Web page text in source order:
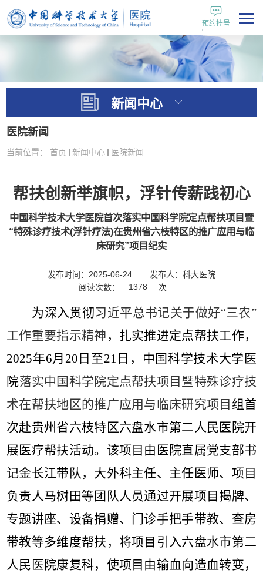
预约挂号
新闻中心
医院新闻
当前位置： 首页 新闻中心 医院新闻
帮扶创新举旗帜，浮针传薪践初心
中国科学技术大学医院首次落实中国科学院定点帮扶项目暨
“特殊诊疗技术(浮针疗法)在贵州省六枝特区的推广应用与临
床研究”项目纪实
发布时间：2025-06-24
发布人：科大医院
阅读次数：
1378 次
为深入贯彻习近平总书记关于做好“三农”
工作重要指示精神 ，扎实推进定点帮扶工作，
2025年6月 20 日至21 日，中国科学技术大学医
院落实中国科学院定点帮扶项目暨特殊诊疗技
术在帮扶地区的推广应用与临床研究项目 组首
次赴贵州省六枝特区六盘水市第二人民医院开
展医疗帮扶活动。该项目由医院直属党支部书
记金长江带队，大外科主任、主任医师、项目
负责人马树田等团队人员通过开展项目揭牌、
专题讲座、设备捐赠、门诊手把手带教、查房
带教等多维度帮扶，将项目引入六盘水市第二
人民医院康复科，使项目由输血向造血转变，